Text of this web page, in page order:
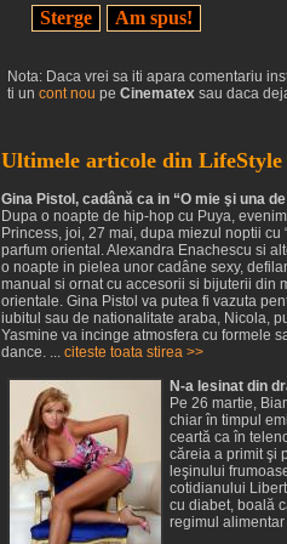
Nota: Daca vrei sa iti apara comentariu
ti un cont nou pe Cinematex sau daca
Ultimele articole din LifeStyle
Gina Pistol, cadână ca in “O mie şi una
Dupa o noapte de hip-hop cu Puya,
Princess, joi, 27 mai, dupa miezul noptii cu
parfum oriental. Alexandra Enachescu si
o noapte in pielea unor cadâne sexy,
manual si ornat cu accesorii si bijuterii din
orientale. Gina Pistol va putea fi vazuta
iubitul sau de nationalitate araba, Nicola,
Yasmine va incinge atmosfera cu formele
dance. ... citeste toata stirea >>
N-a lesinat din
Pe 26 martie,
chiar în timpul
ceartă ca în
căreia a primit şi
leşinului
cotidianului
cu diabet, boală
regimul